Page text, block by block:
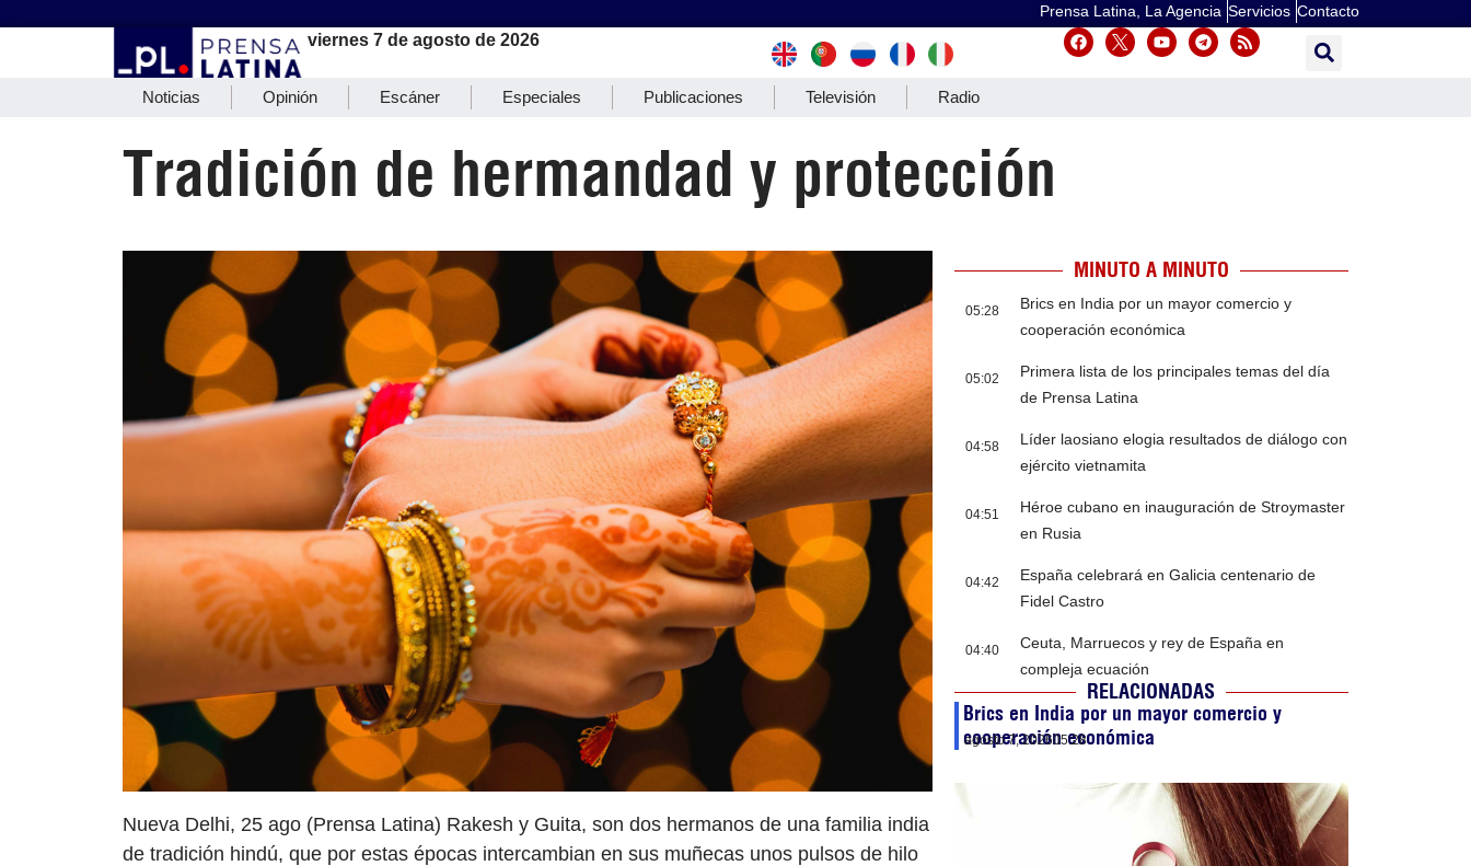
Prensa Latina, La Agencia Servicios Contacto
viernes 7 de agosto de 2026
Noticias Opinión Escáner Especiales Publicaciones Televisión Radio
Tradición de hermandad y protección
Nueva Delhi, 25 ago (Prensa Latina) Rakesh y Guita, son dos hermanos de una familia india
de tradición hindú, que por estas épocas intercambian en sus muñecas unos pulsos de hilo
MINUTO A MINUTO
05:28
Brics en India por un mayor comercio y
cooperación económica
05:02
Primera lista de los principales temas del día
de Prensa Latina
04:58
Líder laosiano elogia resultados de diálogo con
ejército vietnamita
04:51
Héroe cubano en inauguración de Stroymaster
en Rusia
04:42
España celebrará en Galicia centenario de
Fidel Castro
04:40
Ceuta, Marruecos y rey de España en
compleja ecuación
RELACIONADAS
Brics en India por un mayor comercio y
cooperación económica
agosto 7, 202605:28